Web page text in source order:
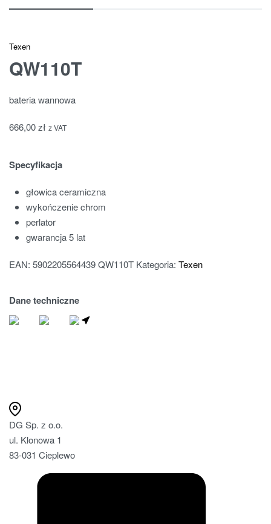
Texen
QW110T
bateria wannowa
666,00zł z VAT
Specyfikacja
głowica ceramiczna
wykończenie chrom
perlator
gwarancja 5 lat
EAN: 5902205564439QW110T Kategoria: Texen
Dane techniczne
DG Sp. z o.o.
ul. Klonowa 1
83-031 Cieplewo